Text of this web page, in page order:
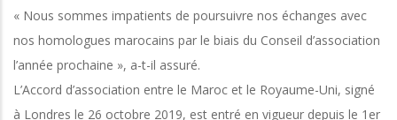
« Nous sommes impatients de poursuivre nos échanges avec
nos homologues marocains par le biais du Conseil d’association
l’année prochaine », a-t-il assuré.
L’Accord d’association entre le Maroc et le Royaume-Uni, signé
à Londres le 26 octobre 2019, est entré en vigueur depuis le 1er